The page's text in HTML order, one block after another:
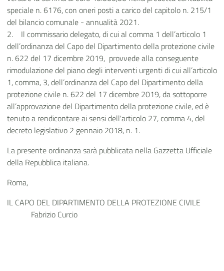
speciale n. 6176, con oneri posti a carico del capitolo n. 215/1
del bilancio comunale - annualità 2021.
2. Il commissario delegato, di cui al comma 1 dell’articolo 1
dell’ordinanza del Capo del Dipartimento della protezione civile
n. 622 del 17 dicembre 2019, provvede alla conseguente
rimodulazione del piano degli interventi urgenti di cui all’articolo
1, comma, 3, dell’ordinanza del Capo del Dipartimento della
protezione civile n. 622 del 17 dicembre 2019, da sottoporre
all’approvazione del Dipartimento della protezione civile, ed è
tenuto a rendicontare ai sensi dell'articolo 27, comma 4, del
decreto legislativo 2 gennaio 2018, n. 1.
La presente ordinanza sarà pubblicata nella Gazzetta Ufficiale
della Repubblica italiana.
Roma,
IL CAPO DEL DIPARTIMENTO DELLA PROTEZIONE CIVILE
Fabrizio Curcio